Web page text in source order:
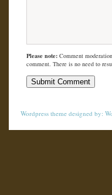
Please note: Comment
comment. There is no need to
Wordpress theme designed by: